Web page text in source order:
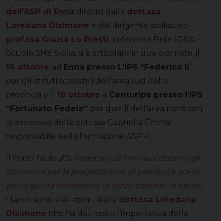
dell’ASP di Enna diretto dalla dott.ssa
Loredana Disimone e dal dirigente scolastico
prof.ssa Grazia Lo Presti, referente Rete IGEA -
Scuole SHE Sicilia, si è articolato in due giornate, il
16 ottobre ad Enna presso L’IPS “Federico II ”
per gli istituti scolastici dell’area sud della
provincia e il
18 ottobre a Centuripe presso l’IPS
“Fortunato Fedele” per quelli dell’area nord con
la presenza della dott.ssa Gabriella Emma
responsabile della formazione ASP 4.
Il corso ha avuto l’obiettivo di fornire ai docenti gli
strumenti per la progettazione di percorsi e scelte
per la giusta formazione di futuri cittadini in salute.
I lavori sono stati aperti dalla dott.ssa Loredana
Disimone che ha delineato l’importanza della